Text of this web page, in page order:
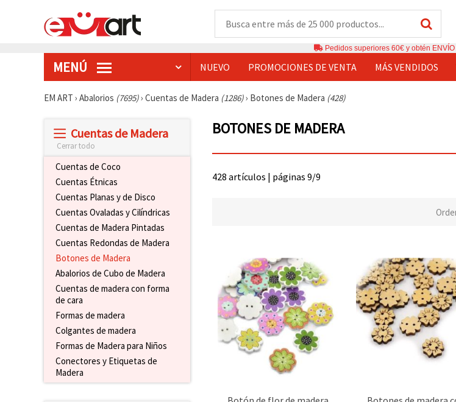
Pedidos superiores 60€ y obtén ENVÍO
MENÚ NUEVO PROMOCIONES DE VENTA MÁS VENDIDOS
EM ART › Abalorios (7695)› Cuentas de Madera (1286)› Botones de Madera (428)
Cuentas de Madera
Cerrar todo
Cuentas de Coco
Cuentas Étnicas
Cuentas Planas y de Disco
Cuentas Ovaladas y Cilíndricas
Cuentas de Madera Pintadas
Cuentas Redondas de Madera
Botones de Madera
Abalorios de Cubo de Madera
Cuentas de madera con forma
de cara
Formas de madera
Colgantes de madera
Formas de Madera para Niños
Conectores y Etiquetas de
Madera
BOTONES DE MADERA
428 artículos | páginas 9/9